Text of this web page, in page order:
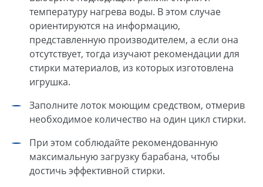
температуру нагрева воды. В этом случае
ориентируются на информацию,
представленную производителем, а если она
отсутствует, тогда изучают рекомендации для
стирки материалов, из которых изготовлена
игрушка.
Заполните лоток моющим средством, отмерив
необходимое количество на один цикл стирки.
При этом соблюдайте рекомендованную
максимальную загрузку барабана, чтобы
достичь эффективной стирки.